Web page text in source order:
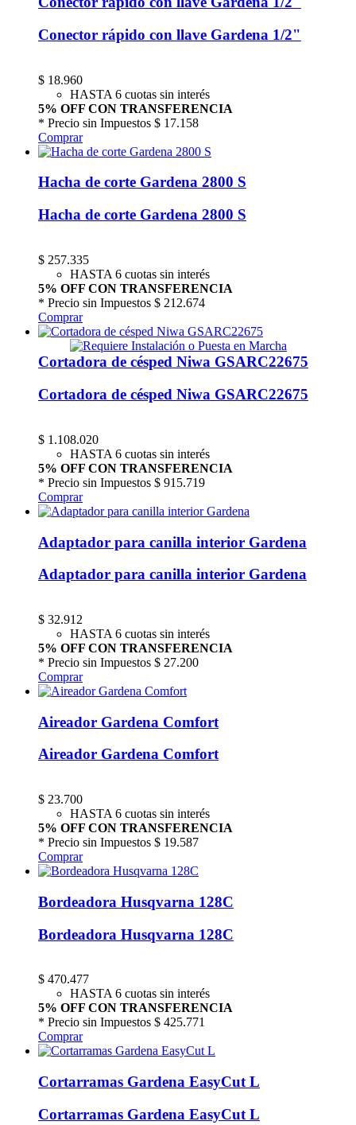
Conector rápido con llave Gardena 1/2"
$ 18.960
HASTA 6 cuotas sin interés
5% OFF CON TRANSFERENCIA
* Precio sin Impuestos $ 17.158
Comprar
Hacha de corte Gardena 2800 S
Hacha de corte Gardena 2800 S
$ 257.335
HASTA 6 cuotas sin interés
5% OFF CON TRANSFERENCIA
* Precio sin Impuestos $ 212.674
Comprar
Cortadora de césped Niwa GSARC22675
Cortadora de césped Niwa GSARC22675
$ 1.108.020
HASTA 6 cuotas sin interés
5% OFF CON TRANSFERENCIA
* Precio sin Impuestos $ 915.719
Comprar
Adaptador para canilla interior Gardena
Adaptador para canilla interior Gardena
$ 32.912
HASTA 6 cuotas sin interés
5% OFF CON TRANSFERENCIA
* Precio sin Impuestos $ 27.200
Comprar
Aireador Gardena Comfort
Aireador Gardena Comfort
$ 23.700
HASTA 6 cuotas sin interés
5% OFF CON TRANSFERENCIA
* Precio sin Impuestos $ 19.587
Comprar
Bordeadora Husqvarna 128C
Bordeadora Husqvarna 128C
$ 470.477
HASTA 6 cuotas sin interés
5% OFF CON TRANSFERENCIA
* Precio sin Impuestos $ 425.771
Comprar
Cortarramas Gardena EasyCut L
Cortarramas Gardena EasyCut L